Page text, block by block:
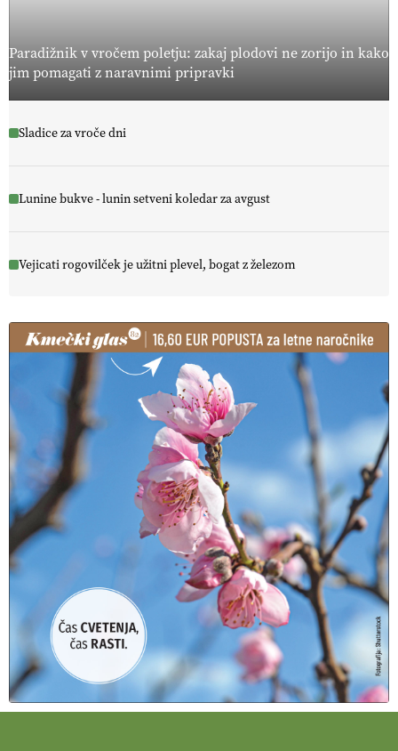
Paradižnik v vročem poletju: zakaj plodovi ne zorijo in kako
jim pomagati z naravnimi pripravki
Sladice za vroče dni
Lunine bukve - lunin setveni koledar za avgust
Vejicati rogovilček je užitni plevel, bogat z železom